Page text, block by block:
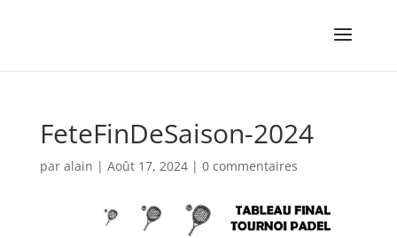
FeteFinDeSaison-2024
par alain | Août 17, 2024| 0 commentaires